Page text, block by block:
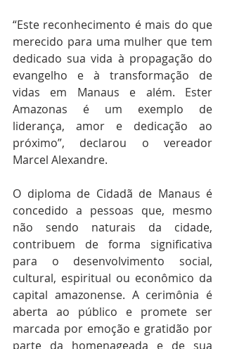
“Este reconhecimento é mais do que
merecido para uma mulher que tem
dedicado sua vida à propagação do
evangelho e à transformação de
vidas em Manaus e além. Ester
Amazonas é um exemplo de
liderança, amor e dedicação ao
próximo”, declarou o vereador
Marcel Alexandre.
O diploma de Cidadã de Manaus é
concedido a pessoas que, mesmo
não sendo naturais da cidade,
contribuem de forma significativa
para o desenvolvimento social,
cultural, espiritual ou econômico da
capital amazonense. A cerimônia é
aberta ao público e promete ser
marcada por emoção e gratidão por
parte da homenageada e de sua